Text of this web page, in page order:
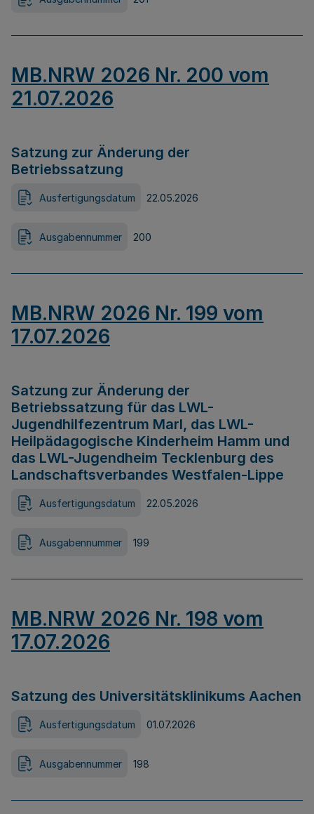
MB.NRW 2026 Nr. 200 vom
21.07.2026
Satzung zur Änderung der
Betriebssatzung
Ausfertigungsdatum 22.05.2026
Ausgabennummer 200
MB.NRW 2026 Nr. 199 vom
17.07.2026
Satzung zur Änderung der
Betriebssatzung für das LWL-
Jugendhilfezentrum Marl, das LWL-
Heilpädagogische Kinderheim Hamm und
das LWL-Jugendheim Tecklenburg des
Landschaftsverbandes Westfalen-Lippe
Ausfertigungsdatum 22.05.2026
Ausgabennummer 199
MB.NRW 2026 Nr. 198 vom
17.07.2026
Satzung des Universitätsklinikums Aachen
Ausfertigungsdatum 01.07.2026
Ausgabennummer 198